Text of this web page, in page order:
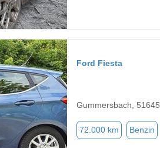
Ford Fiesta
Gummersbach, 51645
72.000 km Benzin